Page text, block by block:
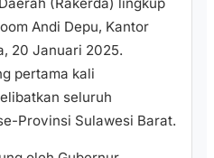
Andi Depu, Kantor
20 Januari 2025.
pertama kali
seluruh
Provinsi Sulawesi Barat.